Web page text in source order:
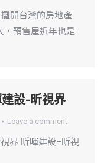
開台灣的房地產
，預售屋近年也是
建設-昕視界
Leave a comment
界 昕暉建設–昕視